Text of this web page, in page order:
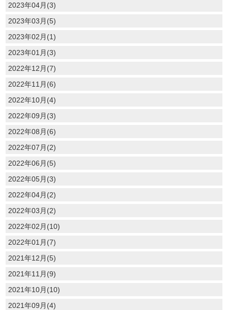
2023年04月(3)
2023年03月(5)
2023年02月(1)
2023年01月(3)
2022年12月(7)
2022年11月(6)
2022年10月(4)
2022年09月(3)
2022年08月(6)
2022年07月(2)
2022年06月(5)
2022年05月(3)
2022年04月(2)
2022年03月(2)
2022年02月(10)
2022年01月(7)
2021年12月(5)
2021年11月(9)
2021年10月(10)
2021年09月(4)